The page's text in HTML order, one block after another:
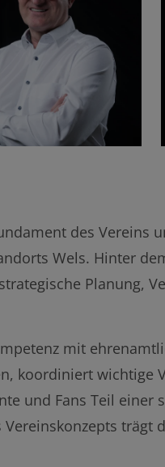
des
Wels. Hinter
Planung,
mit
koordiniert wichtige
und Fans Teil einer